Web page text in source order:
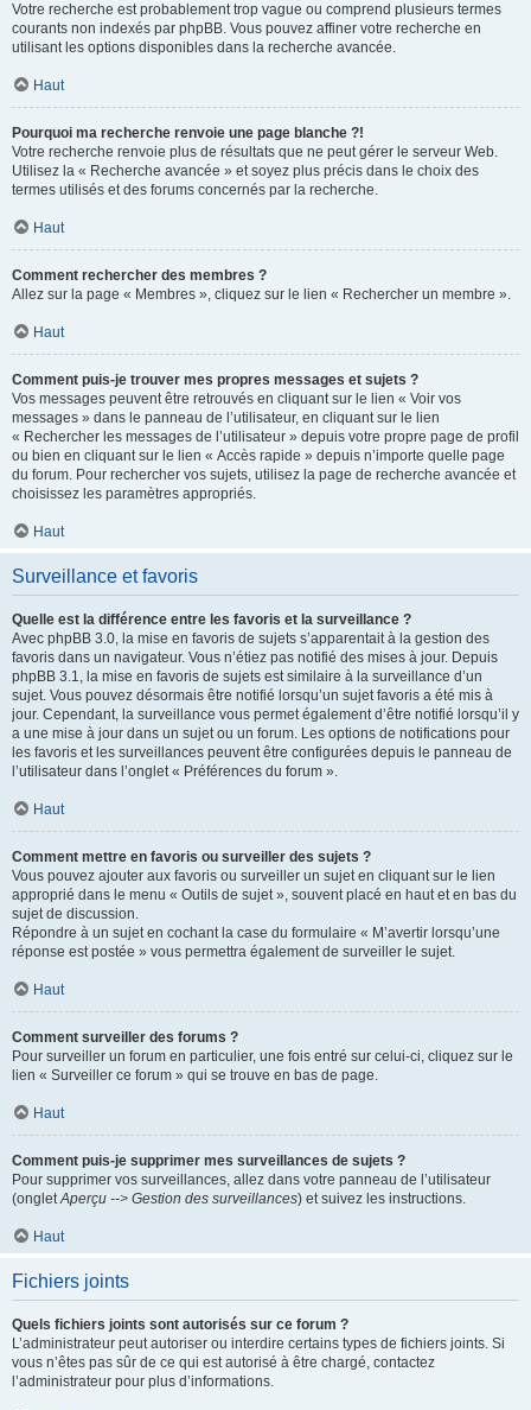
Votre recherche est probablement trop vague ou comprend plusieurs termes
courants non indexés par phpBB. Vous pouvez affiner votre recherche en
utilisant les options disponibles dans la recherche avancée.
Haut
Pourquoi ma recherche renvoie une page blanche ?!
Votre recherche renvoie plus de résultats que ne peut gérer le serveur Web.
Utilisez la « Recherche avancée » et soyez plus précis dans le choix des
termes utilisés et des forums concernés par la recherche.
Haut
Comment rechercher des membres ?
Allez sur la page « Membres », cliquez sur le lien « Rechercher un membre ».
Haut
Comment puis-je trouver mes propres messages et sujets ?
Vos messages peuvent être retrouvés en cliquant sur le lien « Voir vos
messages » dans le panneau de l’utilisateur, en cliquant sur le lien
« Rechercher les messages de l’utilisateur » depuis votre propre page de profil
ou bien en cliquant sur le lien « Accès rapide » depuis n’importe quelle page
du forum. Pour rechercher vos sujets, utilisez la page de recherche avancée et
choisissez les paramètres appropriés.
Haut
Surveillance et favoris
Quelle est la différence entre les favoris et la surveillance ?
Avec phpBB 3.0, la mise en favoris de sujets s’apparentait à la gestion des
favoris dans un navigateur. Vous n’étiez pas notifié des mises à jour. Depuis
phpBB 3.1, la mise en favoris de sujets est similaire à la surveillance d’un
sujet. Vous pouvez désormais être notifié lorsqu’un sujet favoris a été mis à
jour. Cependant, la surveillance vous permet également d’être notifié lorsqu’il y
a une mise à jour dans un sujet ou un forum. Les options de notifications pour
les favoris et les surveillances peuvent être configurées depuis le panneau de
l’utilisateur dans l’onglet « Préférences du forum ».
Haut
Comment mettre en favoris ou surveiller des sujets ?
Vous pouvez ajouter aux favoris ou surveiller un sujet en cliquant sur le lien
approprié dans le menu « Outils de sujet », souvent placé en haut et en bas du
sujet de discussion.
Répondre à un sujet en cochant la case du formulaire « M’avertir lorsqu’une
réponse est postée » vous permettra également de surveiller le sujet.
Haut
Comment surveiller des forums ?
Pour surveiller un forum en particulier, une fois entré sur celui-ci, cliquez sur le
lien « Surveiller ce forum » qui se trouve en bas de page.
Haut
Comment puis-je supprimer mes surveillances de sujets ?
Pour supprimer vos surveillances, allez dans votre panneau de l’utilisateur
(ongletAperçu --> Gestion des surveillances) et suivez les instructions.
Haut
Fichiers joints
Quels fichiers joints sont autorisés sur ce forum ?
L’administrateur peut autoriser ou interdire certains types de fichiers joints. Si
vous n’êtes pas sûr de ce qui est autorisé à être chargé, contactez
l’administrateur pour plus d’informations.